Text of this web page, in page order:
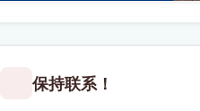
保持联系！